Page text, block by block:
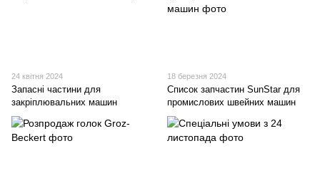
24 квітня 2024
Запасні частини для
закріплювальних машин
18 березня 2024
Список запчастин SunStar для
промислових швейних машин